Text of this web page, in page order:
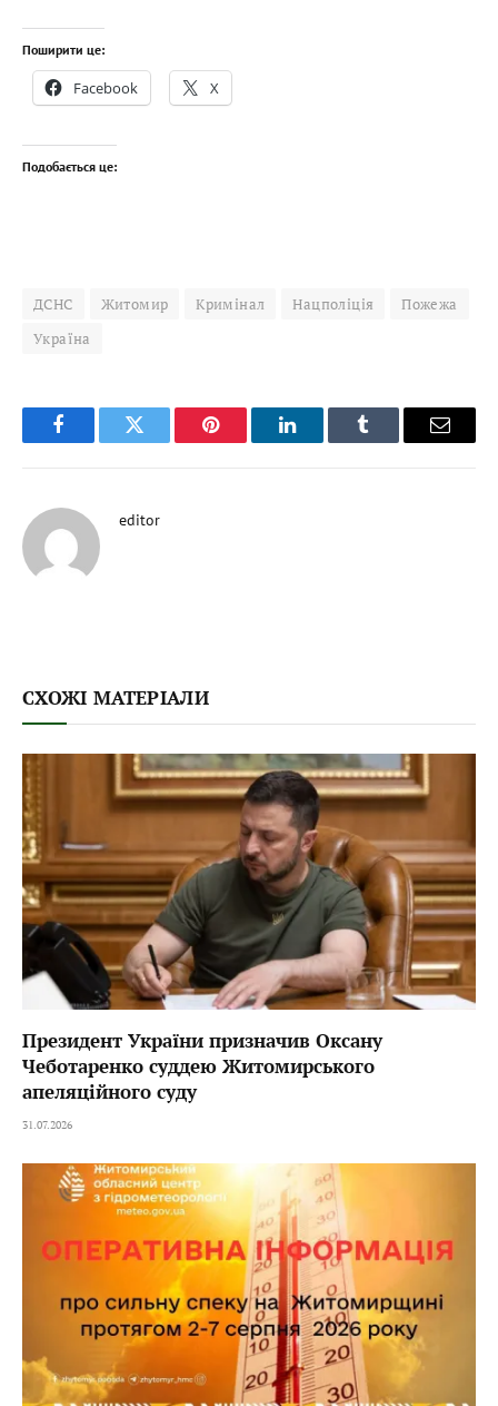
Поширити це:
Facebook X
Подобається це:
ДСНС Житомир Кримінал Нацполіція
Пожежа
Україна
FacebookTwitter Pinterest LinkedInTumblr Email
editor
СХОЖІ МАТЕРІАЛИ
Президент України призначив Оксану
Чеботаренко суддею Житомирського
апеляційного суду
31.07.2026